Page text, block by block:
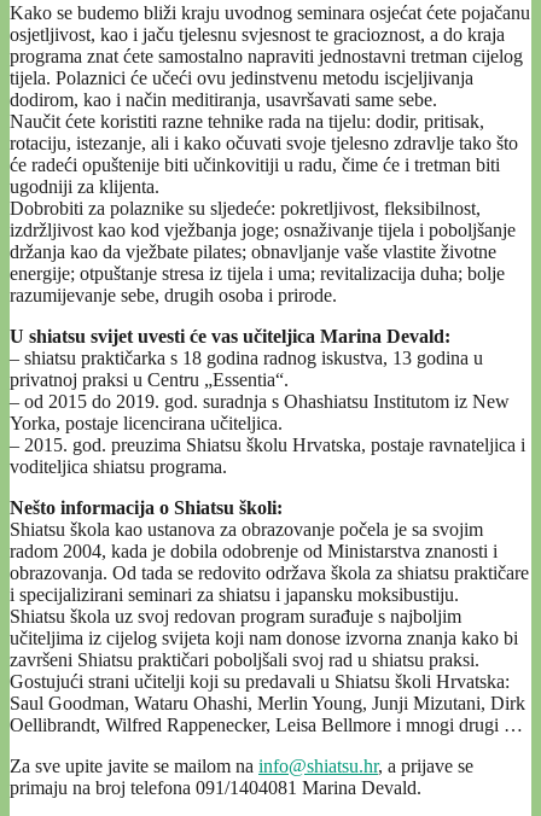
Kako se budemo bliži kraju uvodnog seminara osjećat ćete pojačanu
osjetljivost, kao i jaču tjelesnu svjesnost te gracioznost, a do kraja
programa znat ćete samostalno napraviti jednostavni tretman cijelog
tijela. Polaznici će učeći ovu jedinstvenu metodu iscjeljivanja
dodirom, kao i način meditiranja, usavršavati same sebe.
Naučit ćete koristiti razne tehnike rada na tijelu: dodir, pritisak,
rotaciju, istezanje, ali i kako očuvati svoje tjelesno zdravlje tako što
će radeći opuštenije biti učinkovitiji u radu, čime će i tretman biti
ugodniji za klijenta.
Dobrobiti za polaznike su sljedeće: pokretljivost, fleksibilnost,
izdržljivost kao kod vježbanja joge; osnaživanje tijela i poboljšanje
držanja kao da vježbate pilates; obnavljanje vaše vlastite životne
energije; otpuštanje stresa iz tijela i uma; revitalizacija duha; bolje
razumijevanje sebe, drugih osoba i prirode.
U shiatsu svijet uvesti će vas učiteljica Marina Devald:
– shiatsu praktičarka s 18 godina radnog iskustva, 13 godina u
privatnoj praksi u Centru „Essentia“.
– od 2015 do 2019. god. suradnja s Ohashiatsu Institutom iz New
Yorka, postaje licencirana učiteljica.
– 2015. god. preuzima Shiatsu školu Hrvatska, postaje ravnateljica i
voditeljica shiatsu programa.
Nešto informacija o Shiatsu školi:
Shiatsu škola kao ustanova za obrazovanje počela je sa svojim
radom 2004, kada je dobila odobrenje od Ministarstva znanosti i
obrazovanja. Od tada se redovito održava škola za shiatsu praktičare
i specijalizirani seminari za shiatsu i japansku moksibustiju.
Shiatsu škola uz svoj redovan program surađuje s najboljim
učiteljima iz cijelog svijeta koji nam donose izvorna znanja kako bi
završeni Shiatsu praktičari poboljšali svoj rad u shiatsu praksi.
Gostujući strani učitelji koji su predavali u Shiatsu školi Hrvatska:
Saul Goodman, Wataru Ohashi, Merlin Young, Junji Mizutani, Dirk
Oellibrandt, Wilfred Rappenecker, Leisa Bellmore i mnogi drugi …
Za sve upite javite se mailom na info@shiatsu.hr, a prijave se
primaju na broj telefona 091/1404081 Marina Devald.